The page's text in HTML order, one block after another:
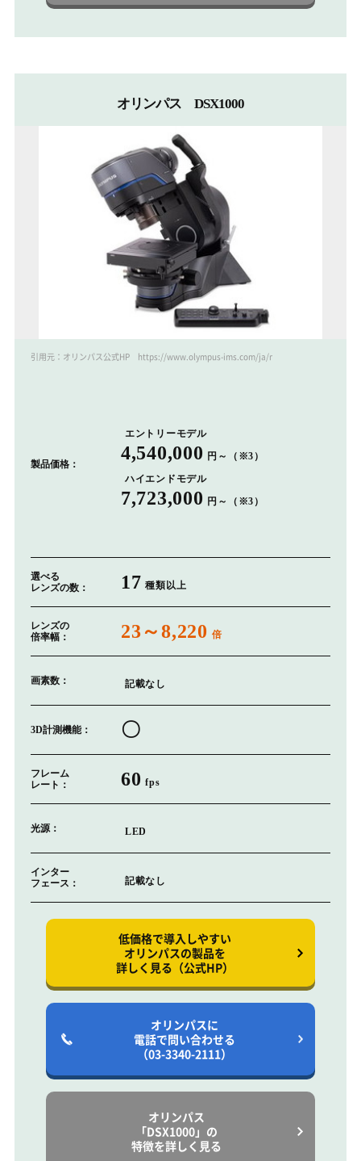
オリンパス DSX1000
引用元：オリンパス公式HP https://www.olympus-ims.com/ja/microscope/dsx1000/
製品価格：
エントリーモデル
4,540,000 円～（※3）
ハイエンドモデル
7,723,000 円～（※3）
選べる
レンズの数：
17 種類以上
レンズの
倍率幅：
23～8,220 倍
画素数： 記載なし
3D計測機能： 〇
フレーム
レート：
60 fps
光源： LED
インター
フェース：
記載なし
低価格で導入しやすい
オリンパスの製品を
詳しく見る（公式HP）
オリンパスに
電話で問い合わせる
（03-3340-2111）
オリンパス
「DSX1000」の
特徴を詳しく見る